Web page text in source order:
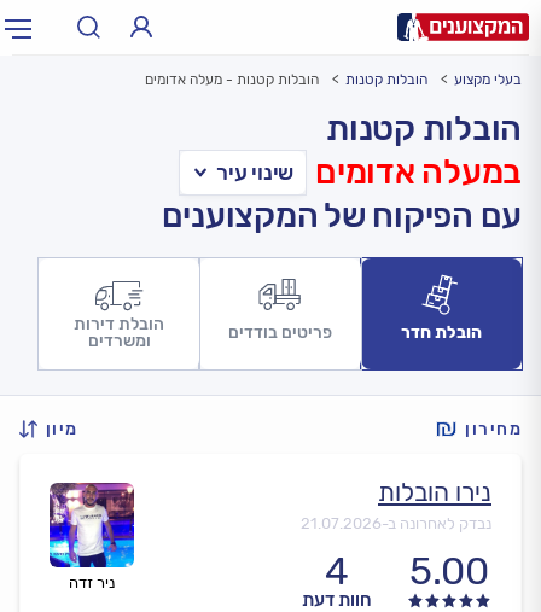
עיר: תל אביב, חיפה…
בעלי מקצוע הובלות קטנות הובלות קטנות - מעלה אדומים
הובלות קטנות
במעלה אדומים
עם הפיקוח של המקצוענים
הובלת חדר פריטים בודדים
הובלת דירות
ומשרדים
מחירון מיון
ניר זדה
נירו הובלות
נבדק לאחרונה ב-21.07.2026
5.00
4
חוות דעת